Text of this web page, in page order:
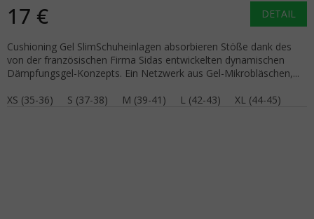
17 € DETAIL
Cushioning Gel SlimSchuheinlagen absorbieren Stöße dank des
von der französischen Firma Sidas entwickelten dynamischen
Dämpfungsgel-Konzepts. Ein Netzwerk aus Gel-Mikrobläschen,...
XS (35-36)
S (37-38) M (39-41) L (42-43) XL (44-45)